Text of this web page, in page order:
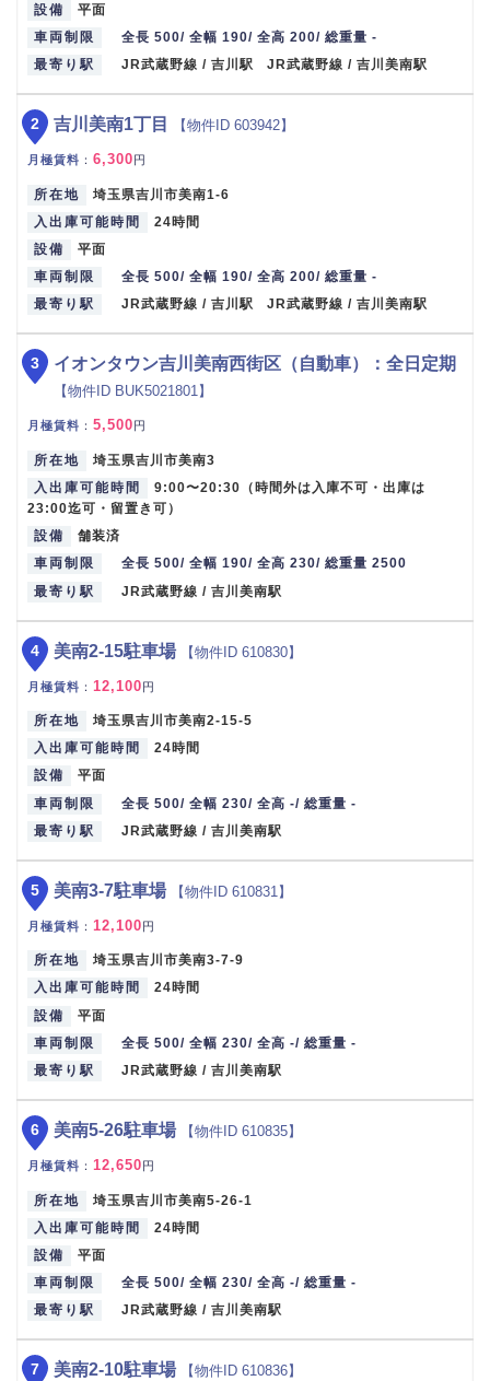
設備
平面
車両制限
全長 500/ 全幅 190/ 全高 200/ 総重量 -
最寄り駅
JR武蔵野線 / 吉川駅 JR武蔵野線 / 吉川美南駅
吉川美南1丁目 【物件ID 603942】
月極賃料 ： 6,300 円
所在地
埼玉県吉川市美南1-6
入出庫可能時間
24時間
設備
平面
車両制限
全長 500/ 全幅 190/ 全高 200/ 総重量 -
最寄り駅
JR武蔵野線 / 吉川駅 JR武蔵野線 / 吉川美南駅
2
イオンタウン吉川美南西街区（自動車）：全日定期
【物件ID BUK5021801】
月極賃料 ： 5,500 円
所在地
埼玉県吉川市美南3
入出庫可能時間
9:00〜20:30（時間外は入庫不可・出庫は
23:00迄可・留置き可）
設備
舗装済
車両制限
全長 500/ 全幅 190/ 全高 230/ 総重量 2500
最寄り駅
JR武蔵野線 / 吉川美南駅
3
美南2-15駐車場 【物件ID 610830】
月極賃料 ： 12,100円
所在地
埼玉県吉川市美南2-15-5
入出庫可能時間
24時間
設備
平面
車両制限
全長 500/ 全幅 230/ 全高 -/ 総重量 -
最寄り駅
JR武蔵野線 / 吉川美南駅
4
美南3-7駐車場 【物件ID 610831】
月極賃料 ： 12,100円
所在地
埼玉県吉川市美南3-7-9
入出庫可能時間
24時間
設備
平面
車両制限
全長 500/ 全幅 230/ 全高 -/ 総重量 -
最寄り駅
JR武蔵野線 / 吉川美南駅
5
美南5-26駐車場 【物件ID 610835】
月極賃料 ： 12,650円
所在地
埼玉県吉川市美南5-26-1
入出庫可能時間
24時間
設備
平面
車両制限
全長 500/ 全幅 230/ 全高 -/ 総重量 -
最寄り駅
JR武蔵野線 / 吉川美南駅
6
美南2-10駐車場 【物件ID 610836】
7